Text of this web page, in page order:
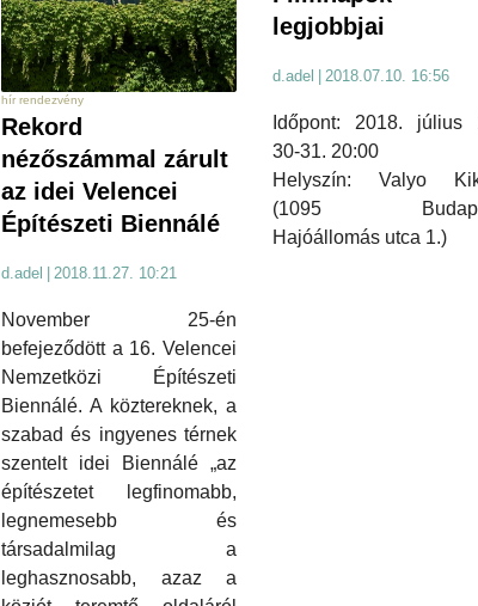
hír rendezvény
Rekord
nézőszámmal zárult
az idei Velencei
Építészeti Biennálé
d.adel | 2018.11.27. 10:21
November 25-én
befejeződött a 16. Velencei
Nemzetközi Építészeti
Biennálé. A köztereknek, a
szabad és ingyenes térnek
szentelt idei Biennálé „az
építészetet legfinomabb,
legnemesebb és
társadalmilag a
leghasznosabb, azaz a
legjobbjai
d.adel 2018.07.10. 16:56
Időpont: 2018. július
30-31. 20:00
Helyszín: Valyo
(1095
Hajóállomás utca 1.)